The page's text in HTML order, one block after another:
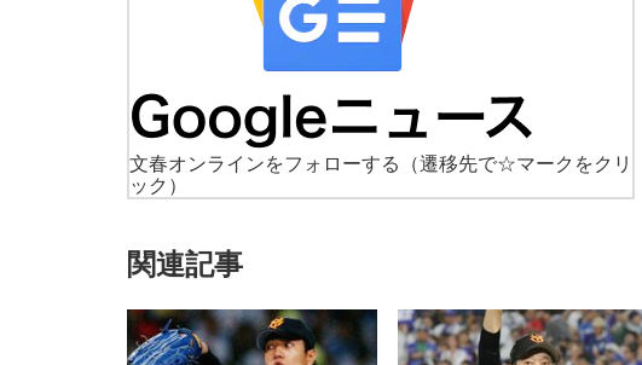
文春オンラインをフォローする
（遷移先で☆マークをクリ
ック）
関連記事